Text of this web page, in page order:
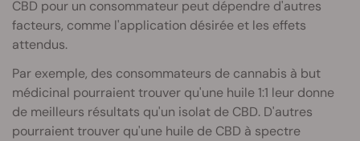
CBD pour un consommateur peut dépendre d'autres
facteurs, comme l'application désirée et les effets
attendus.
Par exemple, des consommateurs de cannabis à but
médicinal pourraient trouver qu'une huile 1:1 leur donne
de meilleurs résultats qu'un isolat de CBD. D'autres
pourraient trouver qu'une huile de CBD à spectre